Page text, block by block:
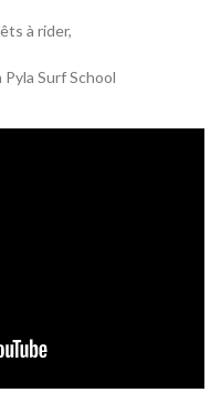
à rider,
Surf School